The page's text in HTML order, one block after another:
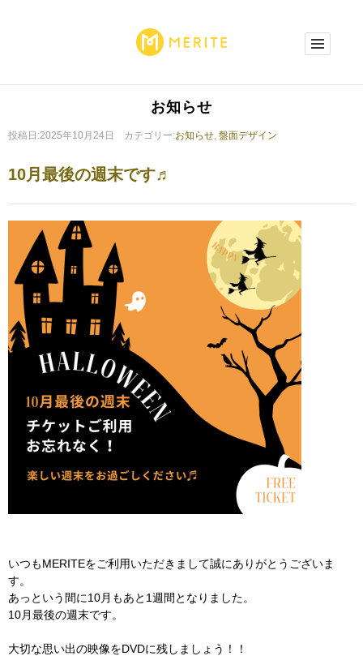
お知らせ
投稿日:2025年10月24日 カテゴリー:お知らせ, 盤面デザイン
10月最後の週末です♬
いつもMERITEをご利用いただきまして誠にありがとうございま
す。
あっという間に10月もあと1週間となりました。
10月最後の週末です。
大切な思い出の映像をDVDに残しましょう！！